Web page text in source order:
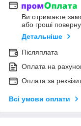
Ви отримаєте
або гроші
Детальніше
Післяплата
Оплата на
Оплата за
Всі умови оплати